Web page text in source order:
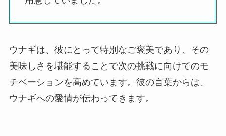
ウナギは、彼にとって特別なご褒美であり、その
美味しさを堪能することで次の挑戦に向けてのモ
チベーションを高めています。彼の言葉からは、
ウナギへの愛情が伝わってきます。